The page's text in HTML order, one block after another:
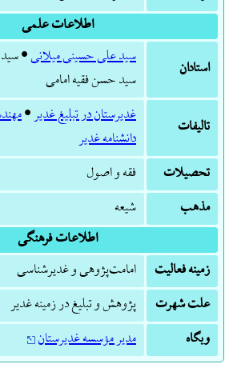
اطلاعات علمی
استادان سید علی حسینی میلانی•
سید حسن فقیه امامی
تالیفات
غدیرستان در تبلیغ غدیر•
دانشنامه غدیر
تحصیلات
فقه و اصول
مذهب
شیعه
اطلاعات فرهنگی
زمینه فعالیت
امامت‌پژوهی و غدیرشناسی
علت شهرت
پژوهش و تبلیغ در زمینه غدیر
وبگاه
مدیر مؤسسه غدیرستان